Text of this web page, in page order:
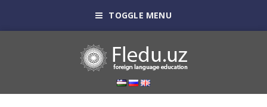
TOGGLE MENU